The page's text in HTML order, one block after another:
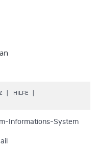
HILFE
Informations-System